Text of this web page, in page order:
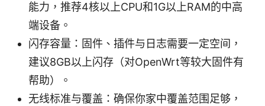
能力，推荐4核以上CPU和1G以上RAM的中高
端设备。
闪存容量：固件、插件与日志需要一定空间，
建议8GB以上闪存（对OpenWrt等较大固件有
帮助）。
无线标准与覆盖：确保你家中覆盖范围足够，